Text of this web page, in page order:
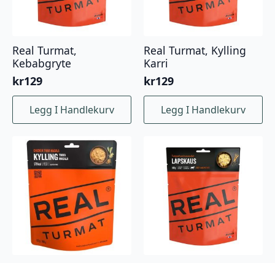
Real Turmat,
Kebabgryte
kr129
Legg I Handlekurv
Real Turmat, Kylling
Karri
kr129
Legg I Handlekurv